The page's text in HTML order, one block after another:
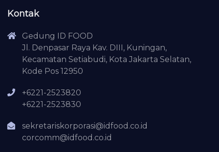
Kontak
Gedung ID FOOD
Jl. Denpasar Raya Kav. DIII, Kuningan,
Kecamatan Setiabudi, Kota Jakarta Selatan,
Kode Pos 12950
+6221-2523820
+6221-2523830
sekretariskorporasi@idfood.co.id
corcomm@idfood.co.id